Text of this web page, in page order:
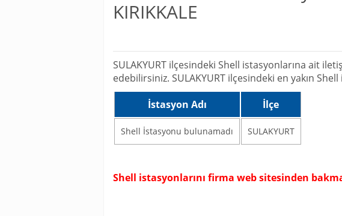
KIRIKKALE
SULAKYURT ilçesindeki Shell istasyonlarına ait
edebilirsiniz. SULAKYURT ilçesindeki en yakın
İstasyon Adı
İlçe
Shell İstasyonu bulunamadı SULAKYURT
Shell istasyonlarını firma web sitesinden